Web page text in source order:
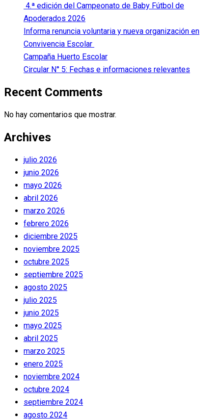
4.ª edición del Campeonato de Baby Fútbol de
Apoderados 2026
Informa renuncia voluntaria y nueva organización en
Convivencia Escolar
Campaña Huerto Escolar
Circular N° 5: Fechas e informaciones relevantes
Recent Comments
No hay comentarios que mostrar.
Archives
julio 2026
junio 2026
mayo 2026
abril 2026
marzo 2026
febrero 2026
diciembre 2025
noviembre 2025
octubre 2025
septiembre 2025
agosto 2025
julio 2025
junio 2025
mayo 2025
abril 2025
marzo 2025
enero 2025
noviembre 2024
octubre 2024
septiembre 2024
agosto 2024